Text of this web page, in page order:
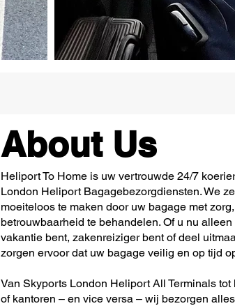
About Us
Heliport To Home is uw vertrouwde 24/7
London Heliport Bagagebezorgdiensten. We
moeiteloos te maken door uw bagage met
betrouwbaarheid te behandelen. Of u nu
vakantie bent, zakenreiziger bent of deel
zorgen ervoor dat uw bagage veilig en op tijd
Van Skyports London Heliport All Terminals
of kantoren – en vice versa – wij bezorgen